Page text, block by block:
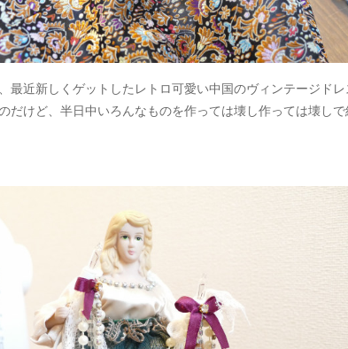
最近新しくゲットしたレトロ可愛い中国のヴィンテージド
だけど、半日中いろんなものを作っては壊し作っては壊し